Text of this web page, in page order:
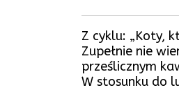
Z cyklu: „Koty,
Zupełnie nie
prześlicznym
W stosunku do